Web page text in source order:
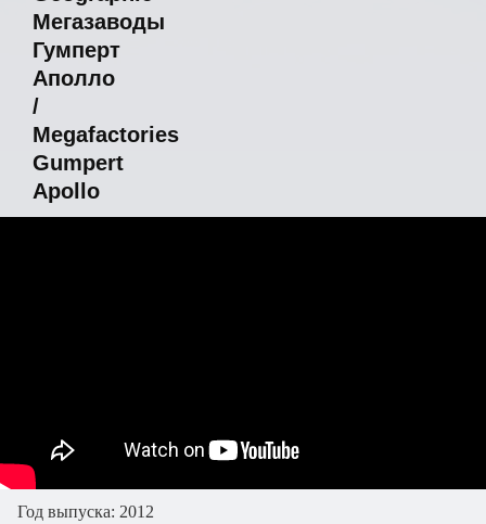
Мегазаводы
Гумперт
Аполло
/
Megafactories
Gumpert
Apollo
Год выпуска: 2012